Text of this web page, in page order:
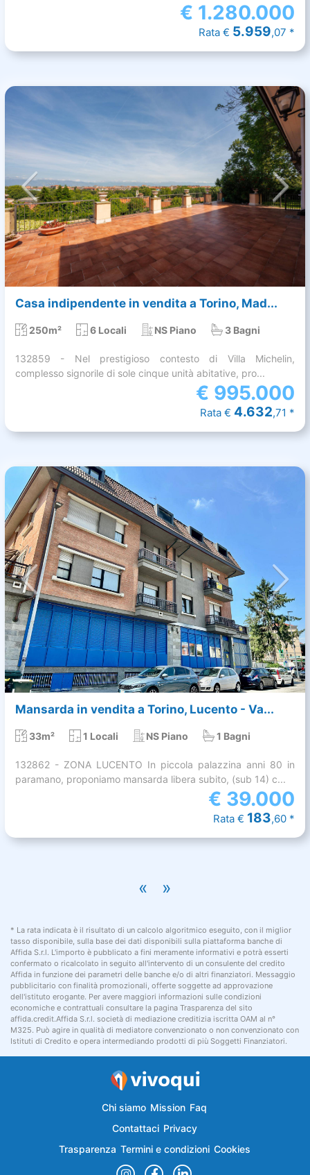
€ 1.280.000
Rata € 5.959,07 *
Casa indipendente in vendita a Torino, Mad...
250m² 6 Locali NS Piano 3 Bagni
132859 - Nel prestigioso contesto di Villa Michelin,
complesso signorile di sole cinque unità abitative, pro...
€ 995.000
Rata € 4.632,71 *
Mansarda in vendita a Torino, Lucento - Va...
33m² 1 Locali NS Piano 1 Bagni
132862 - ZONA LUCENTO In piccola palazzina anni 80 in
paramano, proponiamo mansarda libera subito, (sub 14) c...
€ 39.000
Rata € 183,60 *
« »
* La rata indicata è il risultato di un calcolo algoritmico eseguito, con il miglior
tasso disponibile, sulla base dei dati disponibili sulla piattaforma banche di
Affida S.r.l. L'importo è pubblicato a fini meramente informativi e potrà esserti
confermato o ricalcolato in seguito all'intervento di un consulente del credito
Affida in funzione dei parametri delle banche e/o di altri finanziatori. Messaggio
pubblicitario con finalità promozionali, offerte soggette ad approvazione
dell'istituto erogante. Per avere maggiori informazioni sulle condizioni
economiche e contrattuali consultare la pagina Trasparenza del sito
affida.credit.Affida S.r.l. società di mediazione creditizia iscritta OAM al n°
M325. Può agire in qualità di mediatore convenzionato o non convenzionato con
Istituti di Credito e opera intermediando prodotti di più Soggetti Finanziatori.
Chi siamo Mission Faq
Contattaci Privacy
Trasparenza Termini e condizioni Cookies